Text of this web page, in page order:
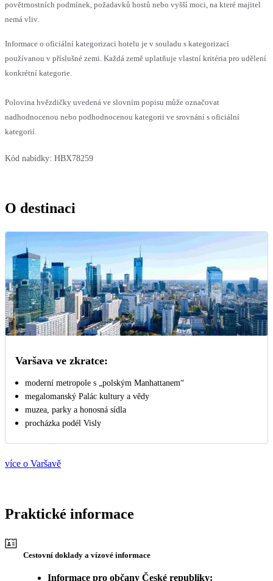
povětrnostních podmínek, požadavků hostů nebo vyšší moci, na které majitel
nemá vliv.
Informace o oficiální kategorizaci hotelu je v souladu s kategorizací
používanou v příslušné zemi. Každá země uplatňuje vlastní kritéria pro udělení
konkrétní kategorie.
Polovina hvězdičky uvedená ve slovním popisu může označovat
nadhodnocenou nebo podhodnocenou kategorii ve srovnání s oficiální
kategorií.
Kód nabídky: HBX78259
O destinaci
Varšava ve zkratce:
moderní metropole s „polským Manhattanem“
megalomanský Palác kultury a vědy
muzea, parky a honosná sídla
procházka podél Visly
více o Varšavě
Praktické informace
Cestovní doklady a vízové informace
Informace pro občany České republiky: